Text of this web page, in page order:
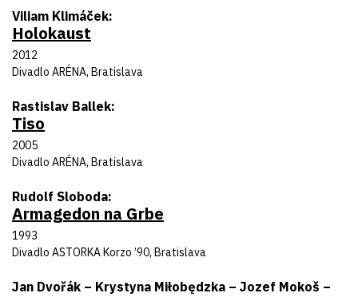
Autor predlohy
Viliam Klimáček
Názov inscenácie
Holokaust
Rok uvedenia
2012
Divadlo
Divadlo ARÉNA, Bratislava
Autor predlohy
Rastislav Ballek
Názov inscenácie
Tiso
Rok uvedenia
2005
Divadlo
Divadlo ARÉNA, Bratislava
Autor predlohy
Rudolf Sloboda
Názov inscenácie
Armagedon na Grbe
Rok uvedenia
1993
Divadlo
Divadlo ASTORKA Korzo ’90, Bratislava
Autor predlohy
Jan Dvořák – Krystyna Miłobędzka – Jozef Mokoš –